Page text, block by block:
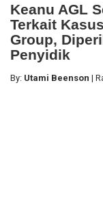
Keanu AGL
Terkait
Group,
Penyidik
By: Utami Beenson |